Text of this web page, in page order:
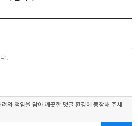
와 책임을 담아 깨끗한 댓글 환경에 동참해 주세